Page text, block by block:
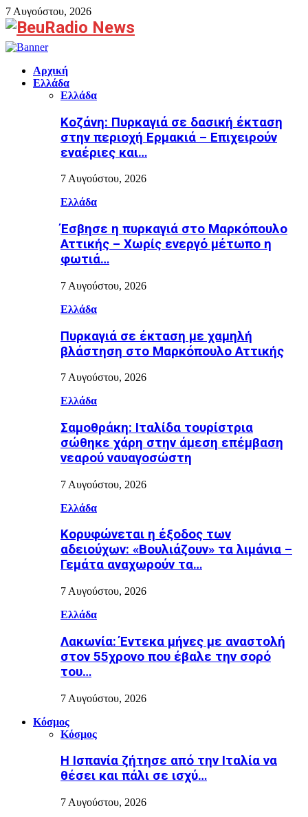
7 Αυγούστου, 2026
Facebook
Αρχική
Ελλάδα
Ελλάδα
Κοζάνη: Πυρκαγιά σε δασική έκταση
στην περιοχή Ερμακιά – Επιχειρούν
εναέριες και…
7 Αυγούστου, 2026
Ελλάδα
Έσβησε η πυρκαγιά στο Μαρκόπουλο
Αττικής – Χωρίς ενεργό μέτωπο η
φωτιά…
7 Αυγούστου, 2026
Ελλάδα
Πυρκαγιά σε έκταση με χαμηλή
βλάστηση στο Μαρκόπουλο Αττικής
7 Αυγούστου, 2026
Ελλάδα
Σαμοθράκη: Ιταλίδα τουρίστρια
σώθηκε χάρη στην άμεση επέμβαση
νεαρού ναυαγοσώστη
7 Αυγούστου, 2026
Ελλάδα
Κορυφώνεται η έξοδος των
αδειούχων: «Βουλιάζουν» τα λιμάνια –
Γεμάτα αναχωρούν τα…
7 Αυγούστου, 2026
Ελλάδα
Λακωνία: Έντεκα μήνες με αναστολή
στον 55χρονο που έβαλε την σορό
του…
7 Αυγούστου, 2026
Κόσμος
Κόσμος
H Ισπανία ζήτησε από την Ιταλία να
θέσει και πάλι σε ισχύ…
7 Αυγούστου, 2026